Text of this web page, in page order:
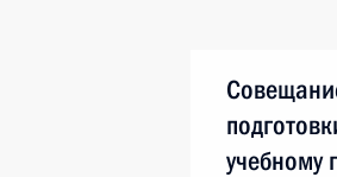
учебному